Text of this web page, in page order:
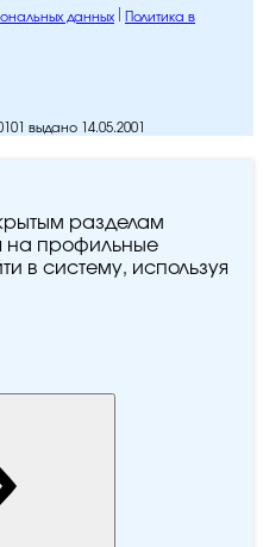
данных
Политика в
выдано 14.05.2001
разделам
на профильные
в систему, используя